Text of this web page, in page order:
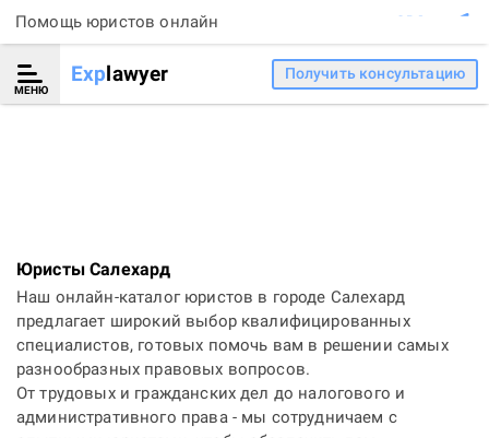
Помощь юристов онлайн
МЕНЮ
Explawyer Получить консультацию
Юристы Салехард
Наш онлайн-каталог юристов в городе Салехард
предлагает широкий выбор квалифицированных
специалистов, готовых помочь вам в решении самых
разнообразных правовых вопросов.
От трудовых и гражданских дел до налогового и
административного права - мы сотрудничаем с